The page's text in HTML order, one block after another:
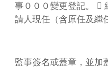
事０００變更登記。 
請人現任（含原任及繼
監事簽名或蓋章，並加